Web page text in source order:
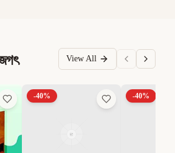
View All
-40% -40%